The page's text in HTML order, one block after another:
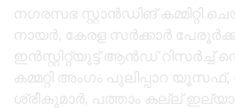
നഗരസഭ സ്റ്റാൻഡിങ് കമ്മിറ്റി
നായർ, കേരള സർക്കാർ
ഇൻസ്റ്റിറ്റ്യൂട്ട് ആൻഡ് റിസർച്ച്
കമ്മറ്റി അംഗം പുലിപ്പാറ
ശ്രീകുമാർ, പത്താം കല്ല്